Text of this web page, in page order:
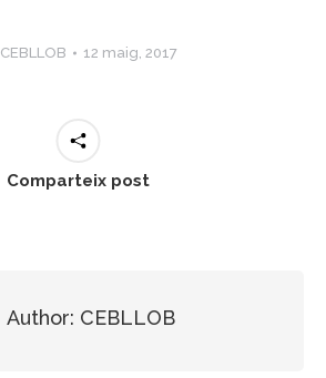
CEBLLOB 12 maig, 2017
Comparteix post
Author: CEBLLOB